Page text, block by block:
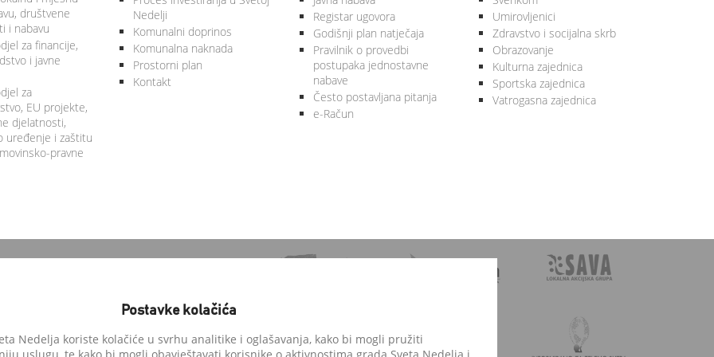
društvene
i nabavu
za financije,
i javne
za
EU projekte,
djelatnosti,
uređenje i zaštitu
pravne
Nedelji
Komunalni doprinos
Komunalna naknada
Prostorni plan
Kontakt
Registar ugovora
Godišnji plan natječaja
Pravilnik o provedbi
postupaka jednostavne
nabave
Često postavljana pitanja
e-Račun
Umirovljenici
Zdravstvo i socijalna skrb
Obrazovanje
Kulturna zajednica
Sportska zajednica
Vatrogasna zajednica
Postavke kolačića
Nedelja koriste kolačiće u svrhu analitike i oglašavanja, kako bi mogli pružiti